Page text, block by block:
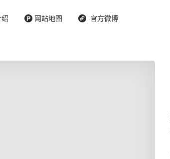
网站地图 官方微博